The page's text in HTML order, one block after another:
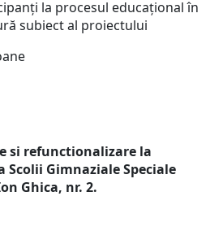
la procesul educațional în
subiect al proiectului
si refunctionalizare la
Gimnaziale Speciale
Ghica, nr. 2.